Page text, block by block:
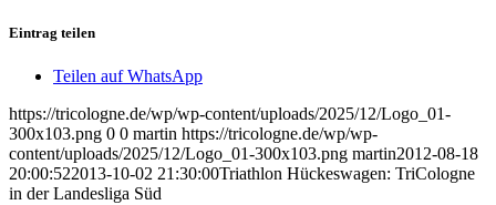
Eintrag teilen
Teilen auf WhatsApp
https://tricologne.de/wp/wp-content/uploads/2025/12/Logo_01-
300x103.png 0 0 martin https://tricologne.de/wp/wp-
content/uploads/2025/12/Logo_01-300x103.png martin2012-08-18
20:00:522013-10-02 21:30:00Triathlon Hückeswagen: TriCologne
in der Landesliga Süd